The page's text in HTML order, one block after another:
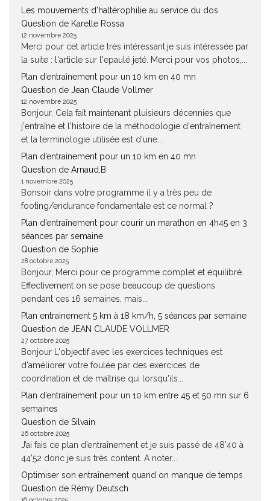
Les mouvements d’haltérophilie au service du dos
Question de Karelle Rossa
12 novembre 2025
Merci pour cet article très intéressant.je suis intéressée par
la suite : l'article sur l'epaulé jeté. Merci pour vos photos,...
Plan d’entraînement pour un 10 km en 40 mn
Question de Jean Claude Vollmer
12 novembre 2025
Bonjour, Cela fait maintenant pluisieurs décennies que
j'entraîne et l'histoire de la méthodologie d'entraînement
et la terminologie utilisée est d'une...
Plan d’entraînement pour un 10 km en 40 mn
Question de Arnaud.B
1 novembre 2025
Bonsoir dans votre programme il y a très peu de
footing/endurance fondamentale est ce normal ?
Plan d’entraînement pour courir un marathon en 4h45 en 3
séances par semaine
Question de Sophie
28 octobre 2025
Bonjour, Merci pour ce programme complet et équilibré.
Effectivement on se pose beaucoup de questions
pendant ces 16 semaines, mais...
Plan entrainement 5 km à 18 km/h, 5 séances par semaine
Question de JEAN CLAUDE VOLLMER
27 octobre 2025
Bonjour L'objectif avec les exercices techniques est
d'améliorer votre foulée par des exercices de
coordination et de maîtrise qui lorsqu'ils...
Plan d’entraînement pour un 10 km entre 45 et 50 mn sur 6
semaines
Question de Silvain
26 octobre 2025
J’ai fais ce plan d’entraînement et je suis passé de 48’40 à
44’52 donc je suis très content. A noter...
Optimiser son entraînement quand on manque de temps
Question de Rémy Deutsch